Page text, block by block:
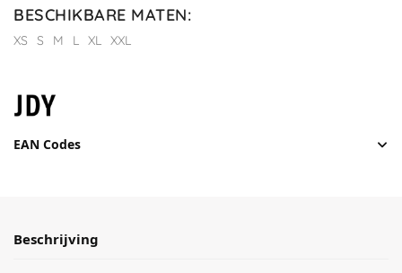
BESCHIKBARE MATEN:
XS S M L XL XXL
EAN Codes
Beschrijving